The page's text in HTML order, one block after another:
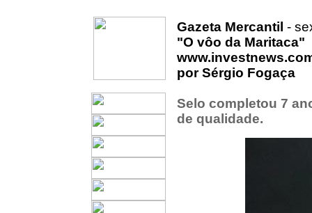
Gazeta Mercantil -
"O vôo da Maritaca"
por Sérgio Fogaça
Selo completou 7
de qualidade.